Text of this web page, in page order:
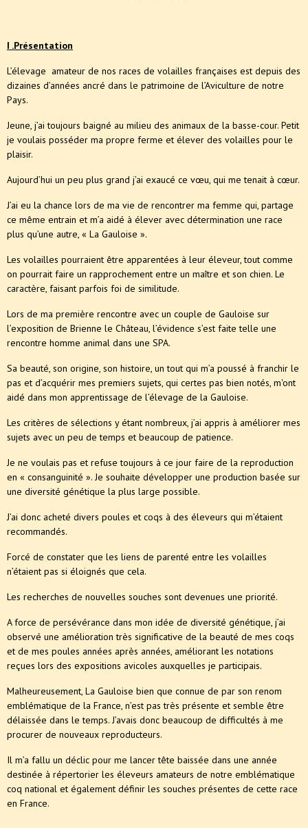
I .Présentation
L’élevage amateur de nos races de volailles françaises est depuis des
dizaines d’années ancré dans le patrimoine de l’Aviculture de notre
Pays.
Jeune, j’ai toujours baigné au milieu des animaux de la basse-cour. Petit
je voulais posséder ma propre ferme et élever des volailles pour le
plaisir.
Aujourd’hui un peu plus grand j’ai exaucé ce vœu, qui me tenait à cœur.
J’ai eu la chance lors de ma vie de rencontrer ma femme qui, partage
ce même entrain et m’a aidé à élever avec détermination une race
plus qu’une autre, « La Gauloise ».
Les volailles pourraient être apparentées à leur éleveur, tout comme
on pourrait faire un rapprochement entre un maître et son chien. Le
caractère, faisant parfois foi de similitude.
Lors de ma première rencontre avec un couple de Gauloise sur
l’exposition de Brienne le Château, l’évidence s’est faite telle une
rencontre homme animal dans une SPA.
Sa beauté, son origine, son histoire, un tout qui m’a poussé à franchir le
pas et d’acquérir mes premiers sujets, qui certes pas bien notés, m'ont
aidé dans mon apprentissage de l’élevage de la Gauloise.
Les critères de sélections y étant nombreux, j’ai appris à améliorer mes
sujets avec un peu de temps et beaucoup de patience.
Je ne voulais pas et refuse toujours à ce jour faire de la reproduction
en « consanguinité ». Je souhaite développer une production basée sur
une diversité génétique la plus large possible.
J’ai donc acheté divers poules et coqs à des éleveurs qui m’étaient
recommandés.
Forcé de constater que les liens de parenté entre les volailles
n’étaient pas si éloignés que cela.
Les recherches de nouvelles souches sont devenues une priorité.
A force de persévérance dans mon idée de diversité génétique, j’ai
observé une amélioration très significative de la beauté de mes coqs
et de mes poules années après années, améliorant les notations
reçues lors des expositions avicoles auxquelles je participais.
Malheureusement, La Gauloise bien que connue de par son renom
emblématique de la France, n’est pas très présente et semble être
délaissée dans le temps. J’avais donc beaucoup de difficultés à me
procurer de nouveaux reproducteurs.
Il m’a fallu un déclic pour me lancer tête baissée dans une année
destinée à répertorier les éleveurs amateurs de notre emblématique
coq national et également définir les souches présentes de cette race
en France.